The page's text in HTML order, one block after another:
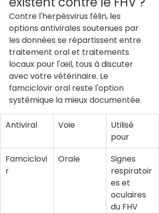
Contre l'herpèsvirus félin, les
options antivirales soutenues par
les données se répartissent entre
traitement oral et traitements
locaux pour l'œil, tous à discuter
avec votre vétérinaire. Le
famciclovir oral reste l'option
systémique la mieux documentée.
Antiviral Voie
Utilisé
pour
Famciclovi
r
Orale
Signes
respiratoir
es et
oculaires
du FHV